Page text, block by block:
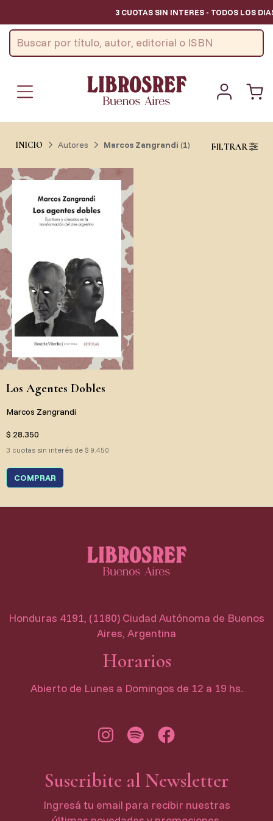
3 CUOTAS SIN INTERES - TODOS LOS
FILTRAR
INICIO Autores Marcos Zangrandi (1)
Los Agentes Dobles
Marcos Zangrandi
$ 28.350
3 cuotas sin interés de $ 9.450
COMPRAR
Honduras 4191, (1180) Ciudad Autónoma de Buenos
Aires, Argentina
Horarios
Abierto de Lunes a Domingos de 12 a 19 hs.
Suscribite al Newsletter
Ingresá tu email para recibir nuestras